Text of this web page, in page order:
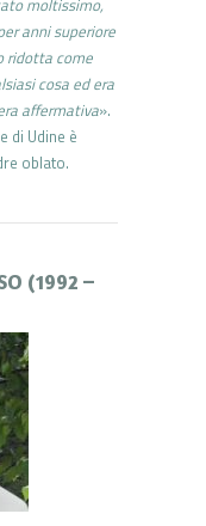
anni superiore
ridotta come
cosa ed era
affermativa».
di Udine è
oblato.
(1992 –